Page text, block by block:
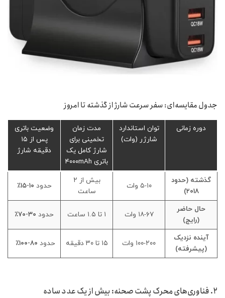
جدول مقایسه‌ای: سفر سرعت شارژ از گذشته تا امروز
دوره زمانی
توان استاندارد
شارژر (وات)
مدت زمان
تخمینی برای
شارژ کامل یک
باتری ۴۰۰۰mAh
وضعیت باتری
پس از ۱۵
دقیقه شارژ
گذشته (حدود
۲۰۱۸)
۵-۱۰ وات
بیش از ۲
ساعت
حدود ۱۰-۱۵٪
حال حاضر
(رایج)
۱۸-۶۷ وات ۱ تا ۱.۵ ساعت حدود ۳۰-۷۰٪
آینده نزدیک
(پیشرفته)
۱۰۰-۲۰۰ وات ۱۵ تا ۳۰ دقیقه حدود ۸۰-۱۰۰٪
۲. فناوری‌های محرک پشت صحنه: بیش از یک عدد ساده